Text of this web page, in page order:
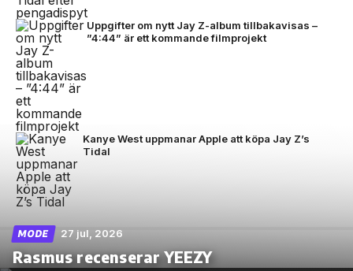
Uppgifter om nytt Jay Z-album tillbakavisas –
”4:44” är ett kommande filmprojekt
Kanye West uppmanar Apple att köpa Jay Z’s
Tidal
MODE 27 jul, 2026
Rasmus recenserar YEEZY